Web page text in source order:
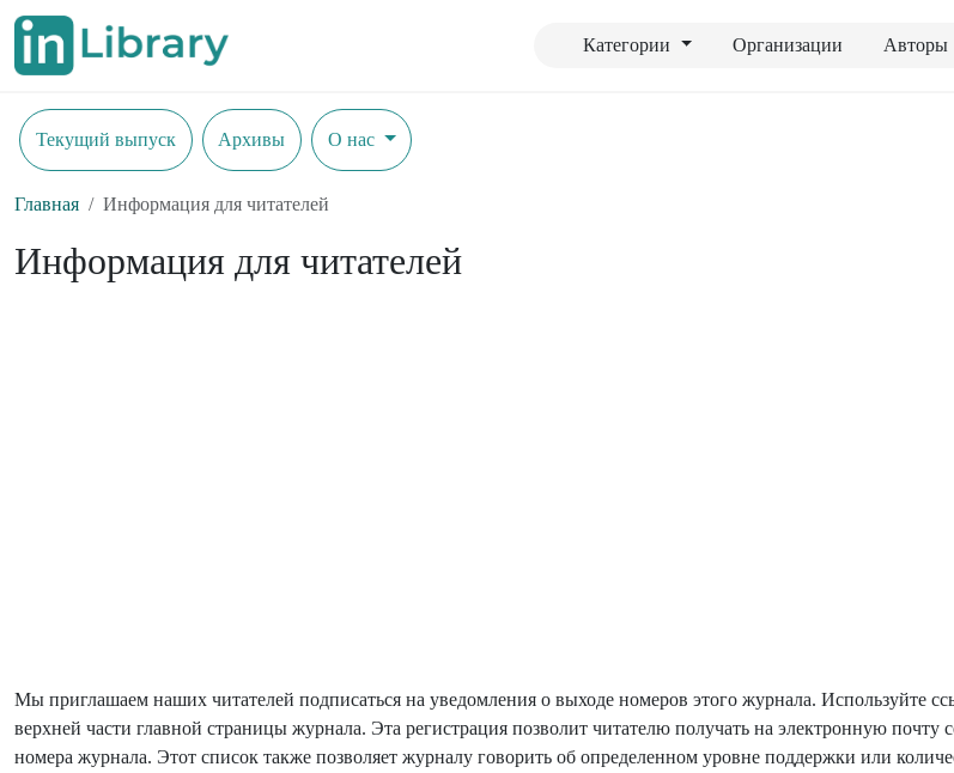
Категории Организации Авторы
Текущий выпуск Архивы О нас
Главная Информация для читателей
Информация для читателей
Мы приглашаем наших читателей подписаться на уведомления о выходе номеров этого журнала. Используйте
верхней части главной страницы журнала. Эта регистрация позволит читателю получать на электронную почту
номера журнала. Этот список также позволяет журналу говорить об определенном уровне поддержки или